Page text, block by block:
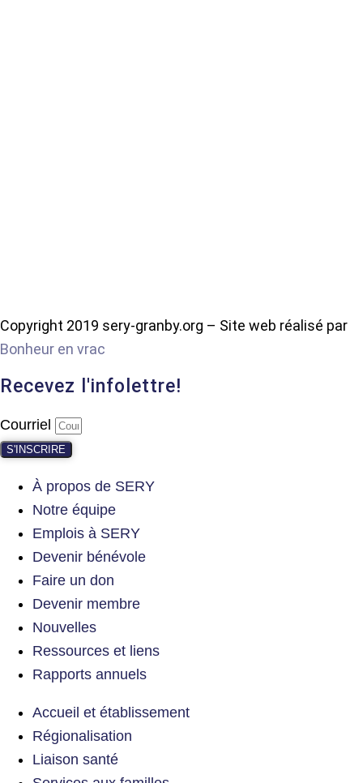
Copyright 2019 sery-granby.org – Site web réalisé par
Bonheur en vrac
Recevez l'infolettre!
Courriel
S'INSCRIRE
À propos de SERY
Notre équipe
Emplois à SERY
Devenir bénévole
Faire un don
Devenir membre
Nouvelles
Ressources et liens
Rapports annuels
Accueil et établissement
Régionalisation
Liaison santé